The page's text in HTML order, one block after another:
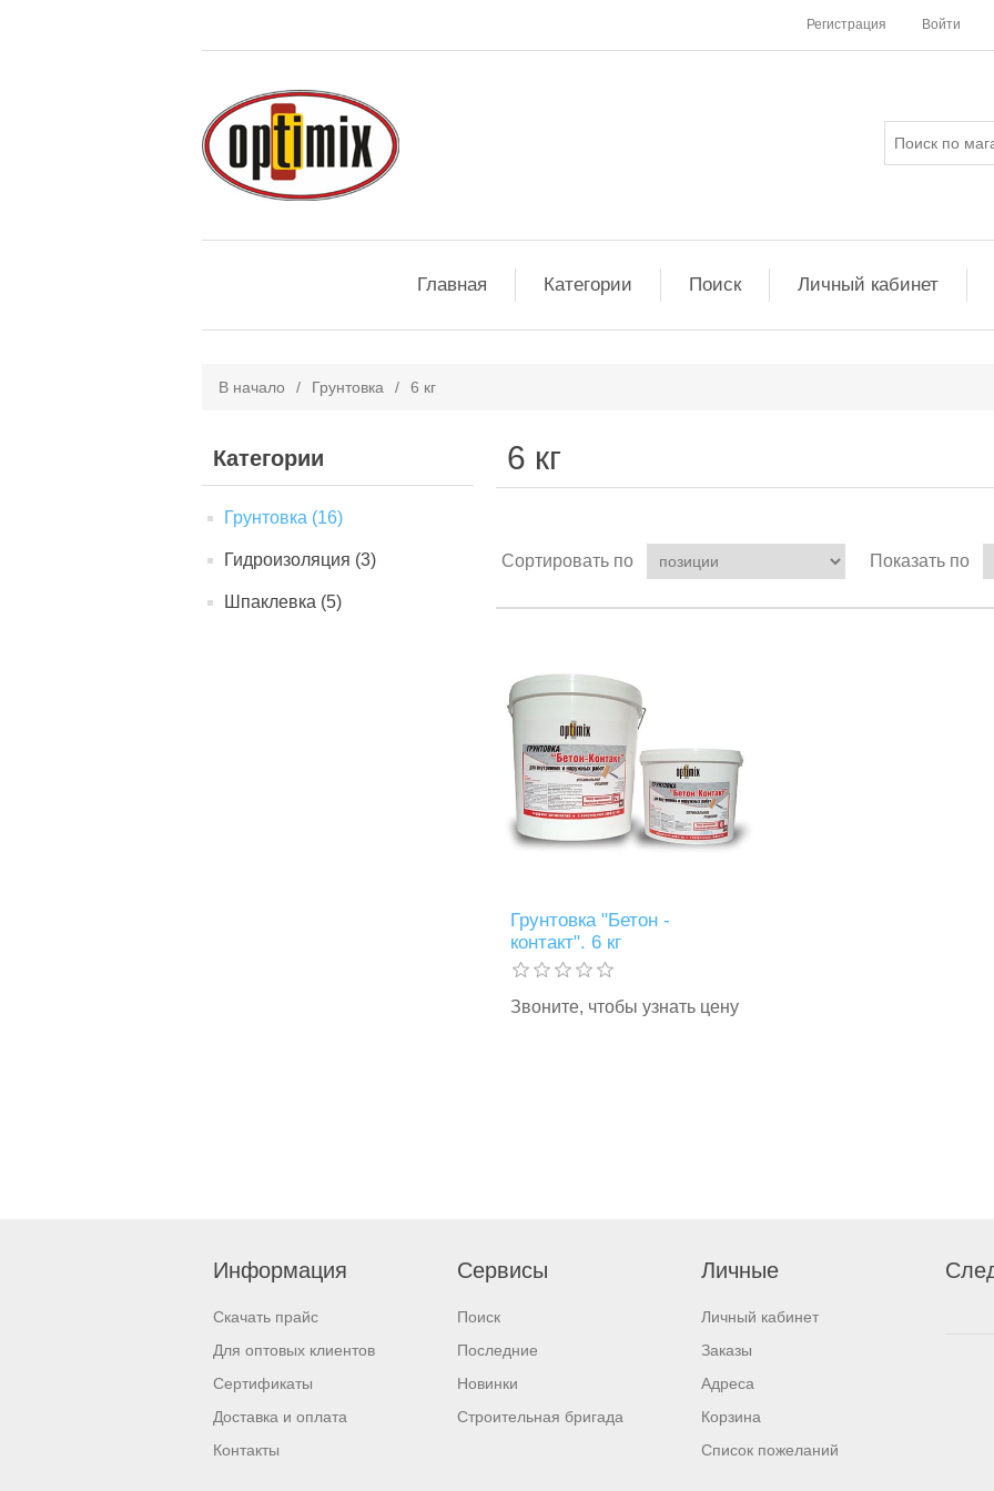
Регистрация Войти
Главная Категории Поиск Личный кабинет
В начало / Грунтовка / 6 кг
Категории
Грунтовка (16)
Гидроизоляция (3)
Шпаклевка (5)
6 кг
Сортировать по Показать по
Грунтовка "Бетон -
контакт". 6 кг
Звоните, чтобы узнать цену
Информация
Скачать прайс
Для оптовых клиентов
Сертификаты
Доставка и оплата
Контакты
Сервисы
Поиск
Последние
Новинки
Строительная бригада
Личные
Личный кабинет
Заказы
Адреса
Корзина
Список пожеланий